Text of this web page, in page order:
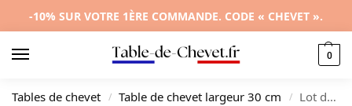
-10% SUR VOTRE 1ÈRE COMMANDE. CODE « CHEVET ».
0
Tables de chevet / Table de chevet largeur 30 cm / Lot de 2 chevets bois design moderne 2 tiroirs, 50x30x47cm